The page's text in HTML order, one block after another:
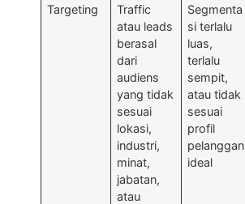
Targeting
Traffic
atau leads
berasal
dari
audiens
yang tidak
sesuai
lokasi,
industri,
minat,
jabatan,
atau
Segmenta
si terlalu
luas,
terlalu
sempit,
atau tidak
sesuai
profil
pelanggan
ideal